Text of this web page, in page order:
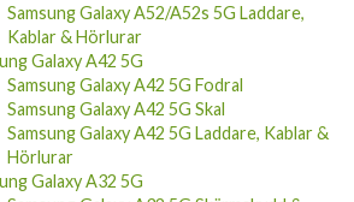
Samsung Galaxy A52/A52s 5G Laddare,
Kablar & Hörlurar
Galaxy A42 5G
Samsung Galaxy A42 5G Fodral
Samsung Galaxy A42 5G Skal
Samsung Galaxy A42 5G Laddare, Kablar &
Hörlurar
Galaxy A32 5G